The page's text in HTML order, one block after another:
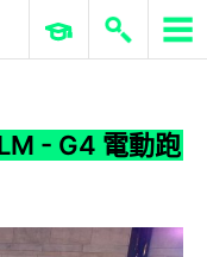
ERP 與商業 AI
- G4 電動跑